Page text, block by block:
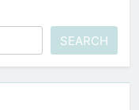
SEARCH